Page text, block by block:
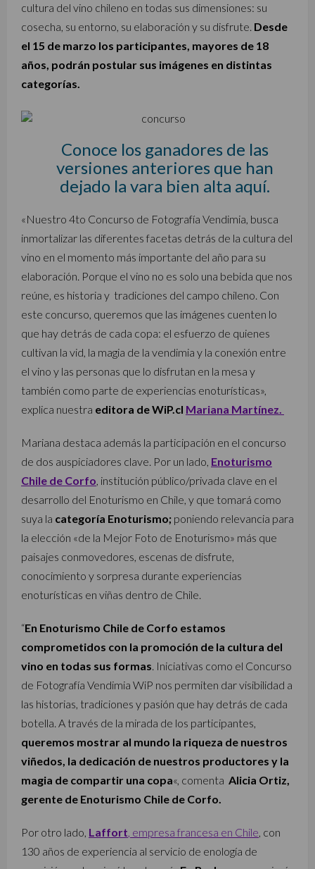
cultura del vino chileno en todas sus dimensiones: su
cosecha, su entorno, su elaboración y su disfrute. Desde
el 15 de marzo los participantes, mayores de 18
años, podrán postular sus imágenes en distintas
categorías.
Conoce los ganadores de las
versiones anteriores que han
dejado la vara bien alta aquí.
«Nuestro 4to Concurso de Fotografía Vendimia, busca
inmortalizar las diferentes facetas detrás de la cultura del
vino en el momento más importante del año para su
elaboración. Porque el vino no es solo una bebida que nos
reúne, es historia y tradiciones del campo chileno. Con
este concurso, queremos que las imágenes cuenten lo
que hay detrás de cada copa: el esfuerzo de quienes
cultivan la vid, la magia de la vendimia y la conexión entre
el vino y las personas que lo disfrutan en la mesa y
también como parte de experiencias enoturísticas»,
explica nuestra editora de WiP.cl Mariana Martínez.
Mariana destaca además la participación en el concurso
de dos auspiciadores clave. Por un lado, Enoturismo
Chile de Corfo, institución público/privada clave en el
desarrollo del Enoturismo en Chile, y que tomará como
suya la categoría Enoturismo; poniendo relevancia para
la elección «de la Mejor Foto de Enoturismo» más que
paisajes conmovedores, escenas de disfrute,
conocimiento y sorpresa durante experiencias
enoturísticas en viñas dentro de Chile.
“En Enoturismo Chile de Corfo estamos
comprometidos con la promoción de la cultura del
vino en todas sus formas. Iniciativas como el Concurso
de Fotografía Vendimia WiP nos permiten dar visibilidad a
las historias, tradiciones y pasión que hay detrás de cada
botella. A través de la mirada de los participantes,
queremos mostrar al mundo la riqueza de nuestros
viñedos, la dedicación de nuestros productores y la
magia de compartir una copa«, comenta Alicia Ortiz,
gerente de Enoturismo Chile de Corfo.
Por otro lado, Laffort, empresa francesa en Chile, con
130 años de experiencia al servicio de enología de